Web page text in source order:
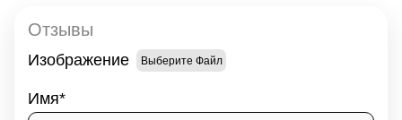
Отзывы
Изображение Выберите Файл
Имя